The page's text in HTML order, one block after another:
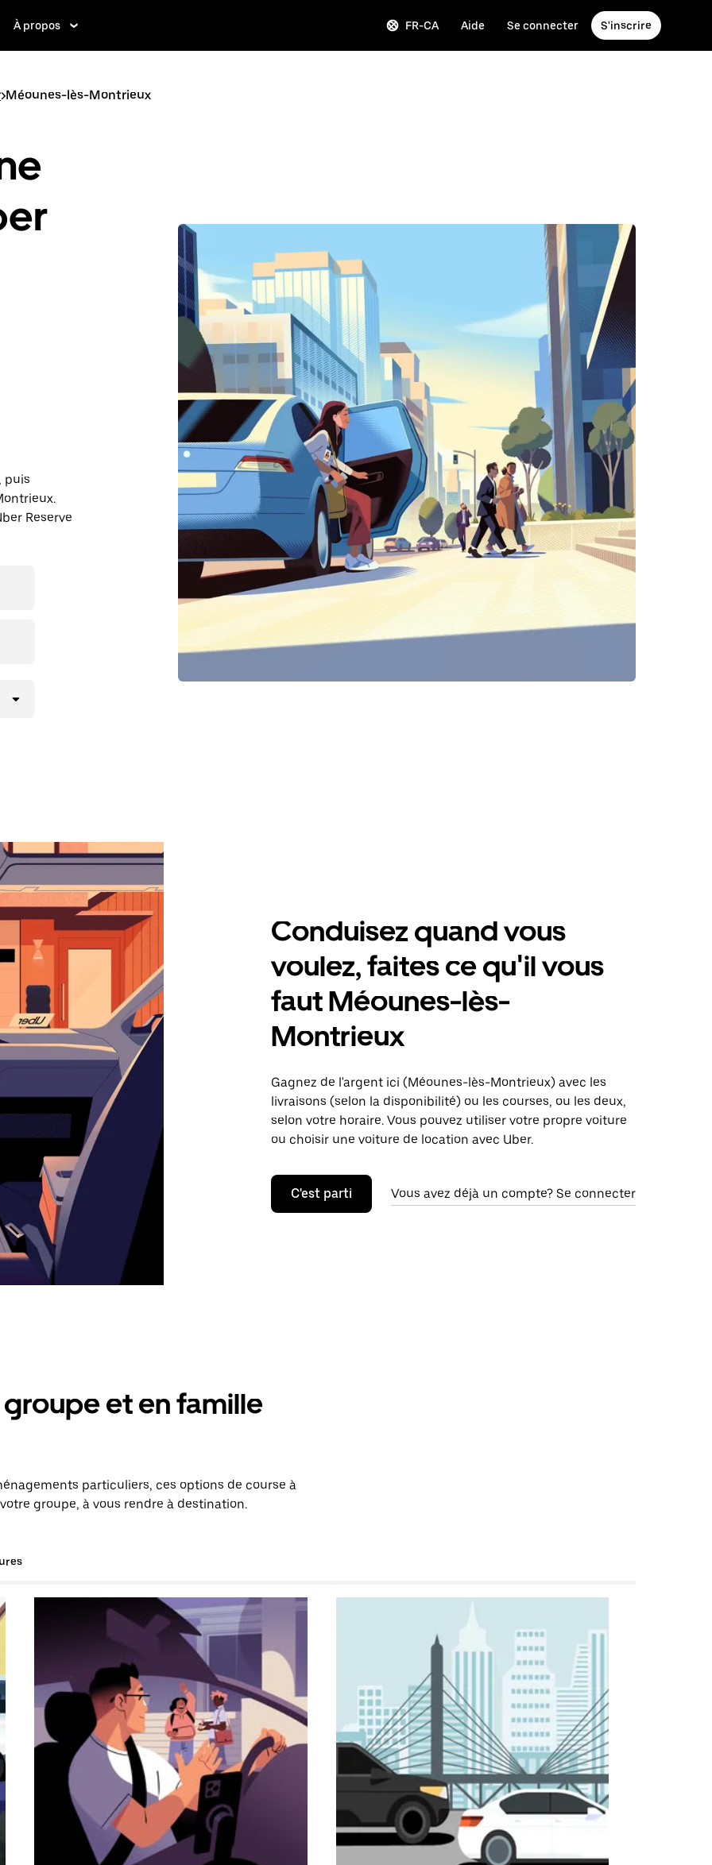
À propos FR-CA Aide Se connecter S'inscrire
>Méounes-lès-Montrieux
puis
Reserve
Conduisez quand vous
voulez, faites ce qu'il vous
faut Méounes-lès-
Montrieux
Gagnez de l'argent ici (Méounes-lès-Montrieux) avec les
livraisons (selon la disponibilité) ou les courses, ou les deux,
selon votre horaire. Vous pouvez utiliser votre propre voiture
ou choisir une voiture de location avec Uber.
C'est parti Vous avez déjà un compte? Se connecter
et en famille
particuliers, ces options de course à
groupe, à vous rendre à destination.